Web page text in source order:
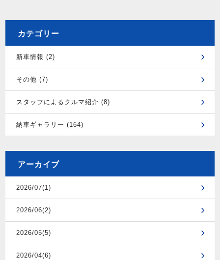
カテゴリー
新車情報 (2)
その他 (7)
スタッフによるクルマ紹介 (8)
納車ギャラリー (164)
アーカイブ
2026/07(1)
2026/06(2)
2026/05(5)
2026/04(6)